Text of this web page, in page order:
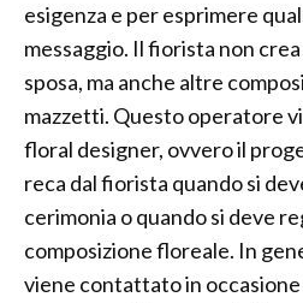
esigenza e per esprimere
messaggio. Il fiorista non
sposa, ma anche altre
mazzetti. Questo operatore
floral designer, ovvero il
reca dal fiorista quando si
cerimonia o quando si deve
composizione floreale. In
viene contattato in